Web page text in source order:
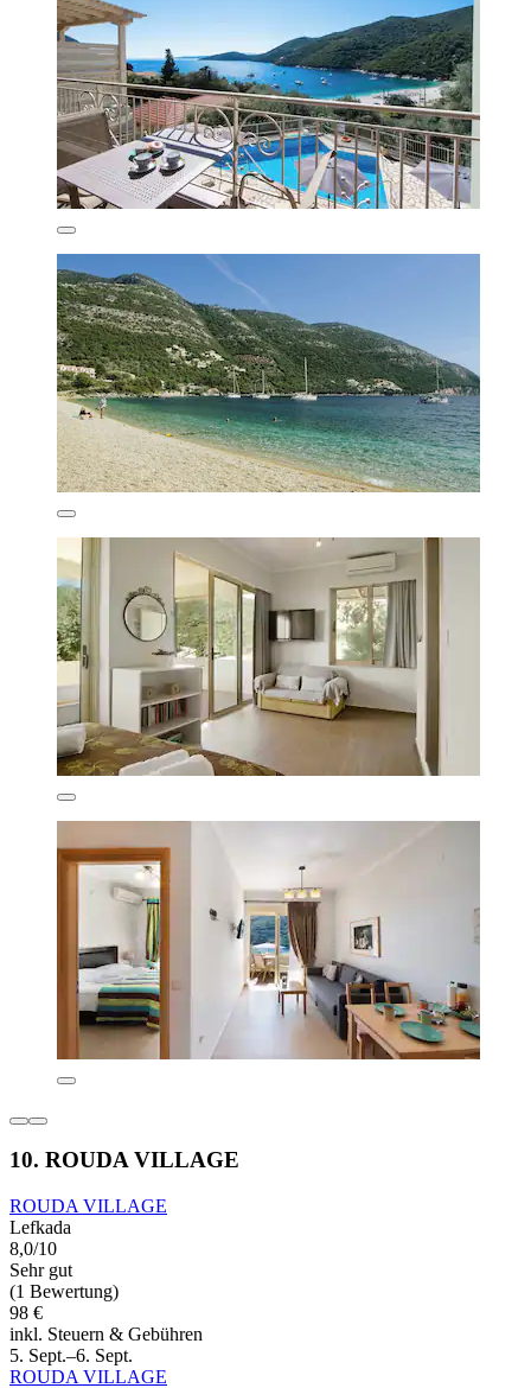
10. ROUDA VILLAGE
ROUDA VILLAGE
Lefkada
8,0/10
Sehr gut
(1 Bewertung)
98 €
inkl. Steuern & Gebühren
5. Sept.–6. Sept.
ROUDA VILLAGE